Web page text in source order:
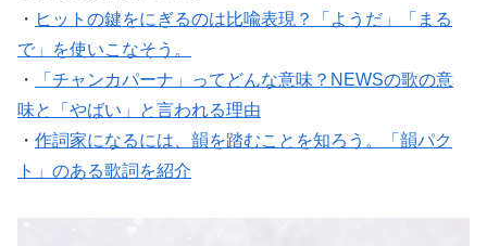
・ ヒットの鍵をにぎるのは比喩表現？「ようだ」「まる
で」を使いこなそう。
・
「チャンカパーナ」ってどんな意味？NEWSの歌の意
味と「やばい」と言われる理由
・ 作詞家になるには、韻を踏むことを知ろう。「韻パク
ト」のある歌詞を紹介